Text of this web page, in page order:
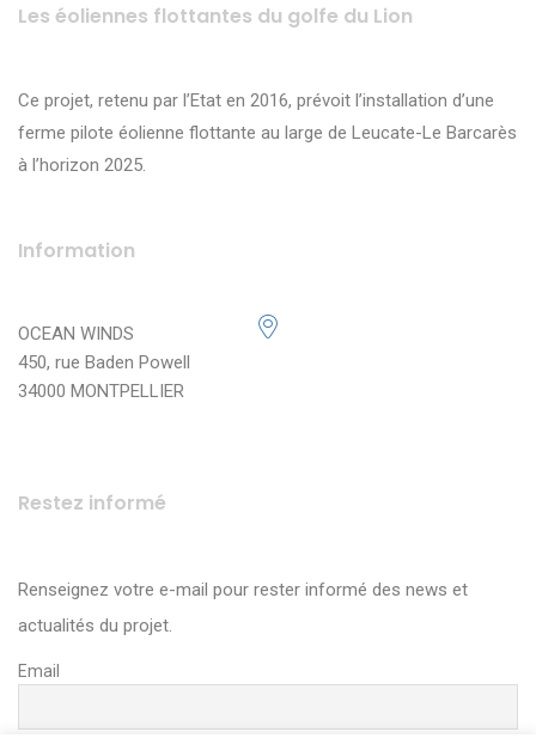
Les éoliennes flottantes du golfe du Lion
Ce projet, retenu par l’Etat en 2016, prévoit l’installation d’une
ferme pilote éolienne flottante au large de Leucate-Le Barcarès
à l’horizon 2025.
Information
OCEAN WINDS
450, rue Baden Powell
34000 MONTPELLIER
Restez informé
Renseignez votre e-mail pour rester informé des news et
actualités du projet.
Email